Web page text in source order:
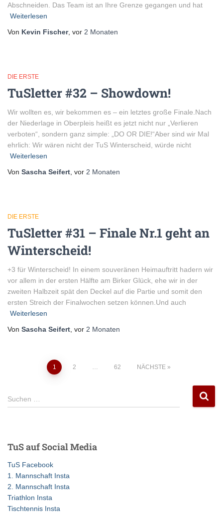
Abschneiden. Das Team ist an Ihre Grenze gegangen und hat
Weiterlesen
Von Kevin Fischer, vor 2 Monaten
DIE ERSTE
TuSletter #32 – Showdown!
Wir wollten es, wir bekommen es – ein letztes große Finale.Nach
der Niederlage in Oberpleis heißt es jetzt nicht nur „Verlieren
verboten“, sondern ganz simple: „DO OR DIE!“Aber sind wir Mal
ehrlich: Wir wären nicht der TuS Winterscheid, würde nicht
Weiterlesen
Von Sascha Seifert , vor 2 Monaten
DIE ERSTE
TuSletter #31 – Finale Nr.1 geht an
Winterscheid!
+3 für Winterscheid! In einem souveränen Heimauftritt hadern wir
vor allem in der ersten Hälfte am Birker Glück, ehe wir in der
zweiten Halbzeit spät den Deckel auf die Partie und somit den
ersten Streich der Finalwochen setzen können.Und auch
Weiterlesen
Von Sascha Seifert , vor 2 Monaten
Seitennummerierung
der
1 2 62 NÄCHSTE
S
u
n
n
a
c
h
:
Suchen …
TuS auf Social Media
TuS Facebook
1. Mannschaft Insta
2. Mannschaft Insta
Triathlon Insta
Tischtennis Insta